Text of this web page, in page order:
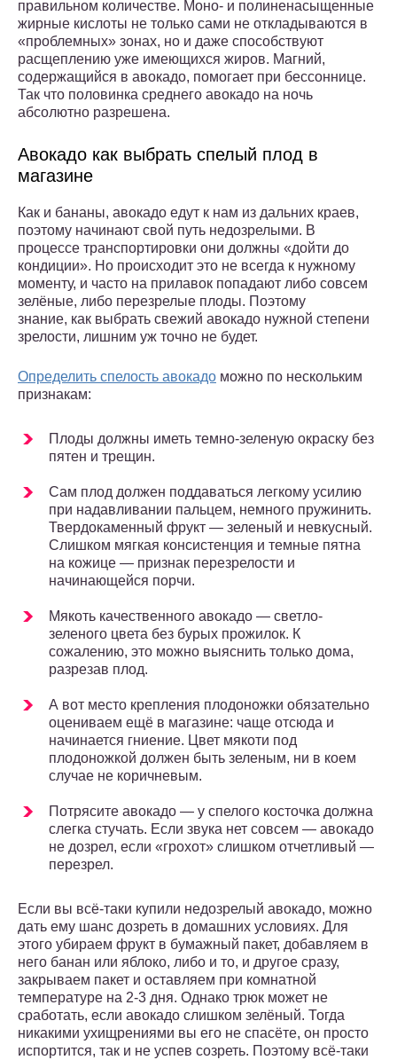
правильном количестве. Моно- и полиненасыщенные
жирные кислоты не только сами не откладываются в
«проблемных» зонах, но и даже способствуют
расщеплению уже имеющихся жиров. Магний,
содержащийся в авокадо, помогает при бессоннице.
Так что половинка среднего авокадо на ночь
абсолютно разрешена.
Авокадо как выбрать спелый плод в
магазине
Как и бананы, авокадо едут к нам из дальних краев,
поэтому начинают свой путь недозрелыми. В
процессе транспортировки они должны «дойти до
кондиции». Но происходит это не всегда к нужному
моменту, и часто на прилавок попадают либо совсем
зелёные, либо перезрелые плоды. Поэтому
знание, как выбрать свежий авокадо нужной степени
зрелости, лишним уж точно не будет.
Определить спелость авокадо можно по нескольким
признакам:
Плоды должны иметь темно-зеленую окраску без
пятен и трещин.
Сам плод должен поддаваться легкому усилию
при надавливании пальцем, немного пружинить.
Твердокаменный фрукт — зеленый и невкусный.
Слишком мягкая консистенция и темные пятна
на кожице — признак перезрелости и
начинающейся порчи.
Мякоть качественного авокадо — светло-
зеленого цвета без бурых прожилок. К
сожалению, это можно выяснить только дома,
разрезав плод.
А вот место крепления плодоножки обязательно
оцениваем ещё в магазине: чаще отсюда и
начинается гниение. Цвет мякоти под
плодоножкой должен быть зеленым, ни в коем
случае не коричневым.
Потрясите авокадо — у спелого косточка должна
слегка стучать. Если звука нет совсем — авокадо
не дозрел, если «грохот» слишком отчетливый —
перезрел.
Если вы всё-таки купили недозрелый авокадо, можно
дать ему шанс дозреть в домашних условиях. Для
этого убираем фрукт в бумажный пакет, добавляем в
него банан или яблоко, либо и то, и другое сразу,
закрываем пакет и оставляем при комнатной
температуре на 2-3 дня. Однако трюк может не
сработать, если авокадо слишком зелёный. Тогда
никакими ухищрениями вы его не спасёте, он просто
испортится, так и не успев созреть. Поэтому всё-таки